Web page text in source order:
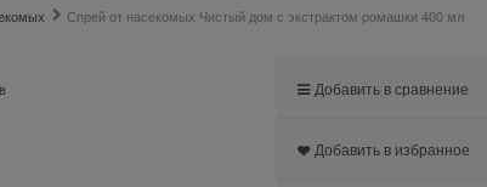
Спрей от насекомых Чистый дом с экстрактом ромашки 400 мл
Добавить в сравнение
Добавить в избранное